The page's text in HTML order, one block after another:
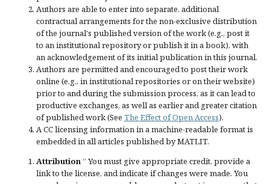
Authors are able to enter into separate, additional
contractual arrangements for the non-exclusive distribution
of the journal's published version of the work (e.g., post it
to an institutional repository or publish it in a book), with
an acknowledgement of its initial publication in this journal.
Authors are permitted and encouraged to post their work
online (e.g., in institutional repositories or on their website)
prior to and during the submission process, as it can lead to
productive exchanges, as well as earlier and greater citation
of published work (See The Effect of Open Access).
A CC licensing information in a machine-readable format is
embedded in all articles published by MATLIT.
Attribution” You must give appropriate credit, provide a
link to the license, andindicate if changes were made. You